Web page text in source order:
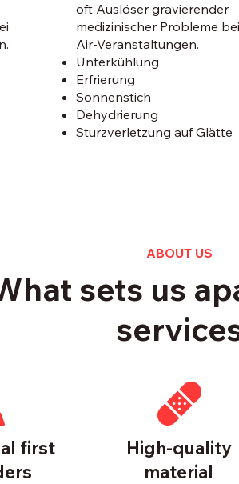
oft Auslöser gravierender
medizinischer Probleme
Air-Veranstaltungen.
Unterkühlung
Erfrierung
Sonnenstich
Dehydrierung
Sturzverletzung auf Glätte
ABOUT US
sets us
first
High-quality
material